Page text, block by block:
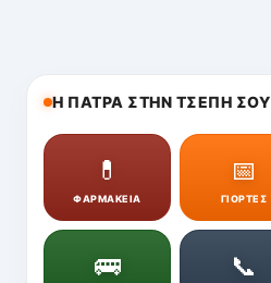
Η ΠΑΤΡΑ ΣΤΗΝ ΤΣΕΠΗ ΣΟΥ
💊
ΦΑΡΜΑΚΕΙΑ
📅
ΓΙΟΡΤΕΣ
🚌 📞